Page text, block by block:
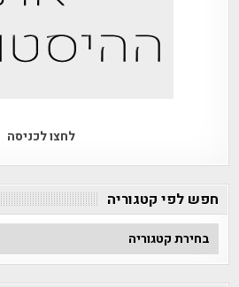
לחצו לכניסה
חפש לפי קטגוריה
חפש
לפי